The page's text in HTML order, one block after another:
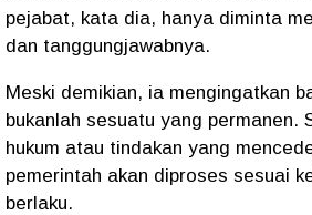
pejabat, kata dia, hanya diminta
dan tanggungjawabnya.
Meski demikian, ia mengingatkan
bukanlah sesuatu yang permanen.
hukum atau tindakan yang
pemerintah akan diproses sesuai
berlaku.